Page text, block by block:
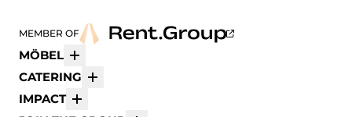
MEMBER OF
MÖBEL
CATERING
IMPACT